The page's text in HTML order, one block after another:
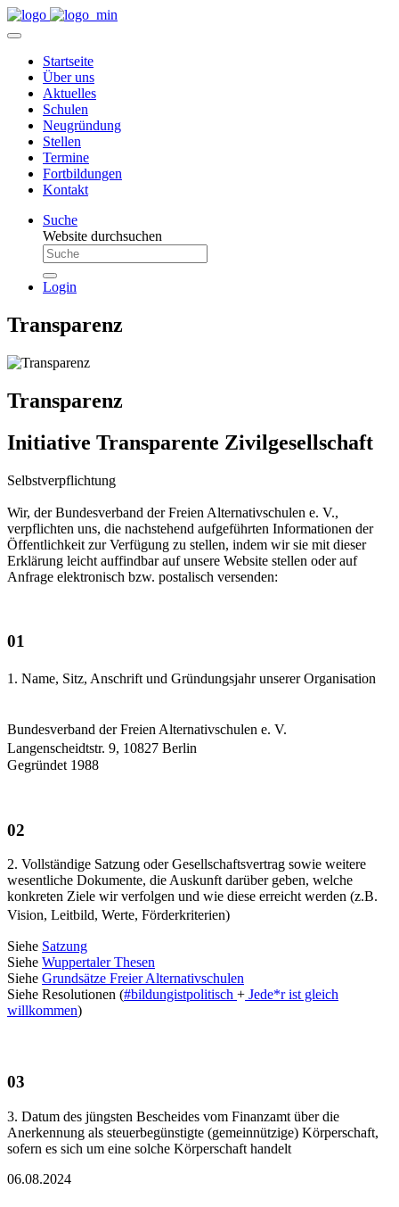
Startseite
Über uns
Aktuelles
Schulen
Neugründung
Stellen
Termine
Fortbildungen
Kontakt
Suche
Website durchsuchen
Login
Transparenz
Transparenz
Initiative Transparente Zivilgesellschaft
Selbstverpflichtung
Wir, der Bundesverband der Freien Alternativschulen e. V.,
verpflichten uns, die nachstehend aufgeführten Informationen der
Öffentlichkeit zur Verfügung zu stellen, indem wir sie mit dieser
Erklärung leicht auffindbar auf unsere Website stellen oder auf
Anfrage elektronisch bzw. postalisch versenden:
01
1. Name, Sitz, Anschrift und Gründungsjahr unserer Organisation
Bundesverband der Freien Alternativschulen e. V.
Langenscheidtstr. 9, 10827 Berlin
Gegründet 1988
02
2. Vollständige Satzung oder Gesellschaftsvertrag sowie weitere
wesentliche Dokumente, die Auskunft darüber geben, welche
konkreten Ziele wir verfolgen und wie diese erreicht werden (z.B.
Vision, Leitbild, Werte, Förderkriterien)
Siehe Satzung
Siehe Wuppertaler Thesen
Siehe Grundsätze Freier Alternativschulen
Siehe Resolutionen (#bildungistpolitisch + Jede*r ist gleich
willkommen)
03
3. Datum des jüngsten Bescheides vom Finanzamt über die
Anerkennung als steuerbegünstigte (gemeinnützige) Körperschaft,
sofern es sich um eine solche Körperschaft handelt
06.08.2024